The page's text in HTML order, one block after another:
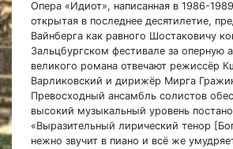
Опера «Идиот», написанная в 1986-
открытая в последнее десятилетие,
Вайнберга как равного Шостаковичу
Зальцбургском фестивале за оперную
великого романа отвечают режиссёр
Варликовский и дирижёр Мирга
Превосходный ансамбль солистов
высокий музыкальный уровень
«Выразительный лирический тенор
нежно звучит в пиано и всё же